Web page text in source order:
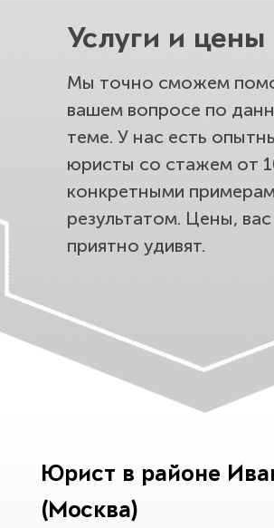
Услуги и цены
Мы точно сможем
вашем вопросе по
теме. У нас есть
юристы со стажем от
конкретными
результатом. Цены, вас
приятно удивят.
Юрист в районе
(Москва)